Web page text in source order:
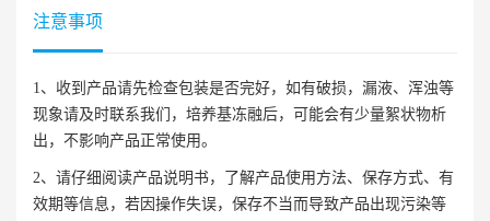
注意事项
1、收到产品请先检查包装是否完好，如有破损，漏液、浑浊等
现象请及时联系我们，培养基冻融后，可能会有少量絮状物析
出，不影响产品正常使用。
2、请仔细阅读产品说明书，了解产品使用方法、保存方式、有
效期等信息，若因操作失误，保存不当而导致产品出现污染等